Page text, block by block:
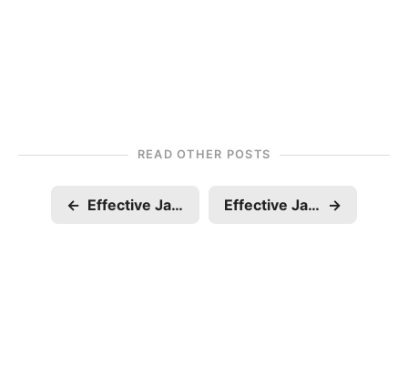
READ OTHER POSTS
← Effective Java Item5 使用依賴注入優於硬連結資源 Effective Java Item3 使用私有建構函式或列舉實現單例 →